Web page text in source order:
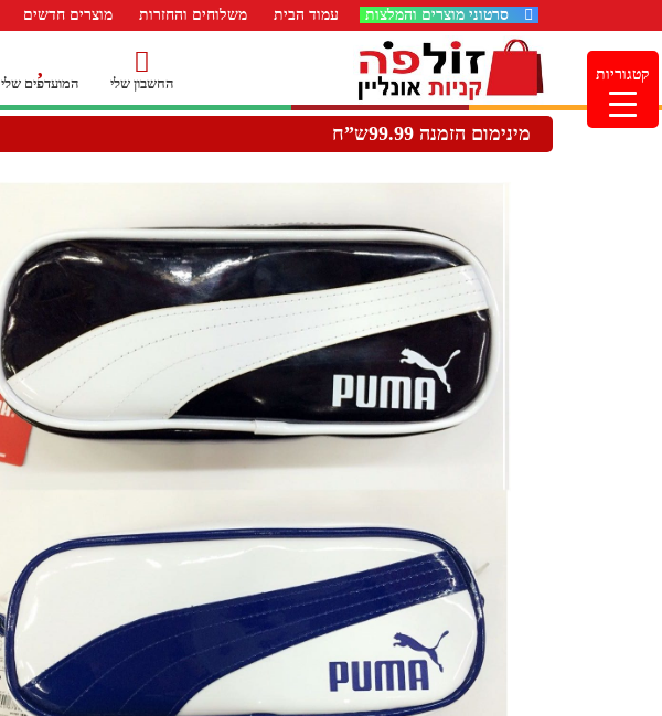
סרטוני מוצרים והמלצות עמוד הבית משלוחים והחזרות מוצרים חדשים
החשבון שלי המועדפים שלי
מינימום הזמנה 99.99ש”ח
קטגוריות